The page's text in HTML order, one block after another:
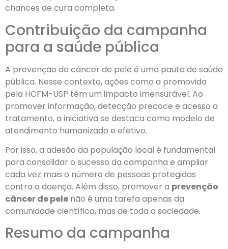
chances de cura completa.
Contribuição da campanha
para a saúde pública
A prevenção do câncer de pele é uma pauta de saúde
pública. Nesse contexto, ações como a promovida
pela HCFM-USP têm um impacto imensurável. Ao
promover informação, detecção precoce e acesso a
tratamento, a iniciativa se destaca como modelo de
atendimento humanizado e efetivo.
Por isso, a adesão da população local é fundamental
para consolidar o sucesso da campanha e ampliar
cada vez mais o número de pessoas protegidas
contra a doença. Além disso, promover a prevenção
câncer de pele não é uma tarefa apenas da
comunidade científica, mas de toda a sociedade.
Resumo da campanha